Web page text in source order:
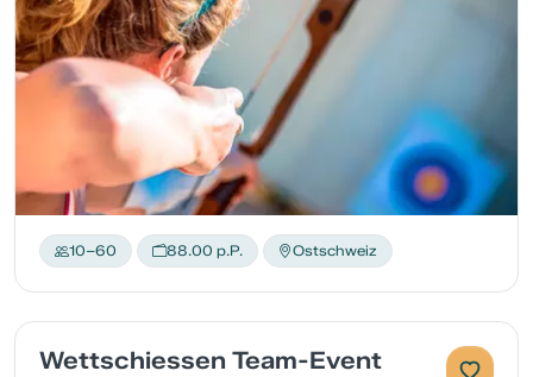
10–60 88.00 p.P. Ostschweiz
Wettschiessen Team-Event